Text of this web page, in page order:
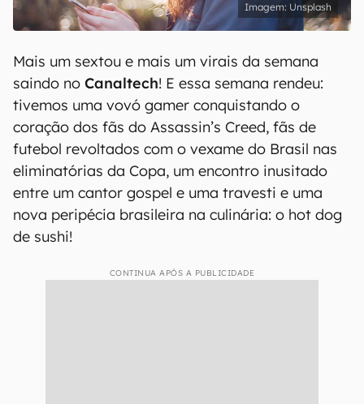
Unsplash
Mais um sextou e mais um virais da semana
saindo no Canaltech! E essa semana rendeu:
tivemos uma vovó gamer conquistando o
coração dos fãs do Assassin’s Creed, fãs de
futebol revoltados com o vexame do Brasil nas
eliminatórias da Copa, um encontro inusitado
entre um cantor gospel e uma travesti e uma
nova peripécia brasileira na culinária: o hot dog
de sushi!
CONTINUA APÓS A PUBLICIDADE